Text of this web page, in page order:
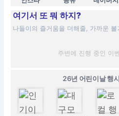
여기서 또 뭐 하지?
나들이의 즐거움을 더해줄, 가까운 볼
주변에 진행 중인 이
26년 어린이날 행